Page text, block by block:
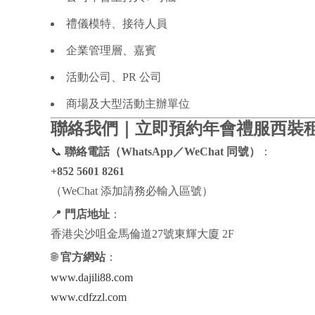
禮儀模特、接待人員
企業管理層、嘉賓
活動公司、PR 公司
商場及大型活動主辦單位
聯絡我們｜立即預約年會禮服西裝
📞 聯絡電話（WhatsApp／WeChat 同號）
：
+852 5601 8261
（WeChat 添加請務必輸入區號）
📍 門店地址 ：
香港尖沙咀金馬倫道27號東輝大廈 2F
🌐官方網站：
www.dajili88.com
www.cdfzzl.com